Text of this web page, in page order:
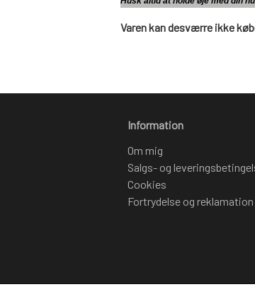
Varen kan desværre ikke
Information
Om mig
Salgs- og
Cookies
Fortrydelse og reklamation